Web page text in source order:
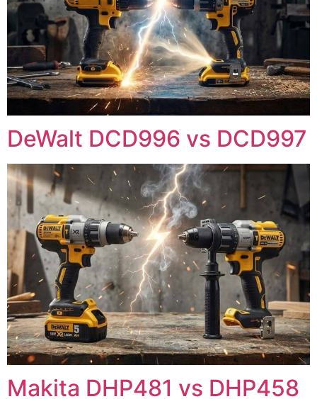
DeWalt DCD996 vs DCD997
Makita DHP481 vs DHP458